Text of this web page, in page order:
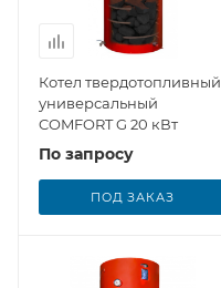
Котел твердотопливный
универсальный
COMFORT G 20 кВт
По запросу
ПОД ЗАКАЗ